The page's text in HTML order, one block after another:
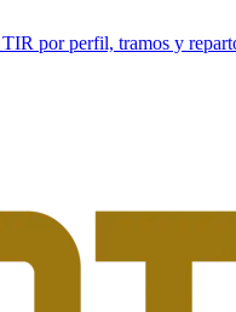
TIR por perfil, tramos y